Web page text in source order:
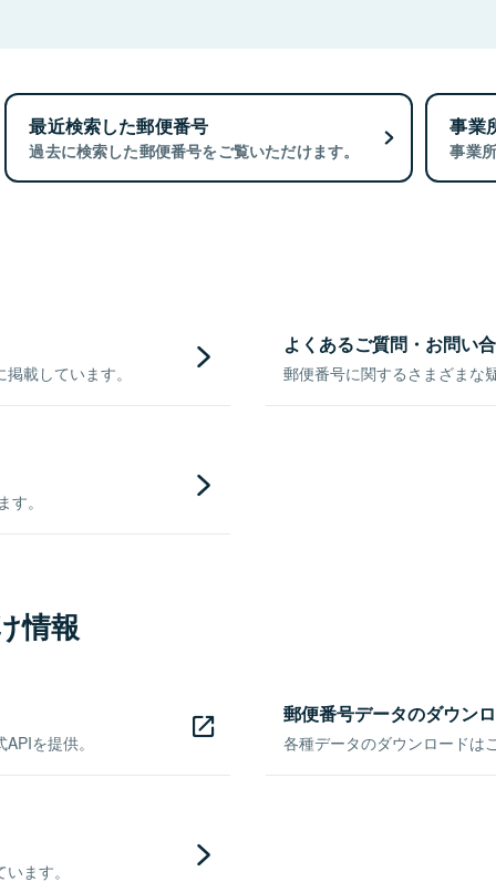
最近検索した郵便番号
過去に検索した郵便番号をご覧いただけます。
事業
事業
載しています。
よくあるご質問・お問い
郵便番号に関するさまざまな
。
情報
を提供。
郵便番号データのダウン
各種データのダウンロードは
ます。